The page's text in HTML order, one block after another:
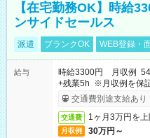
【在宅勤務OK】時給
ンサイドセールス
派遣 ブランクOK WEB登録・
給与
時給3300円 月収例 54
+残業5h ※月収例を保
交通費別途支給あり
交通費 1ヶ月3万円を
月収例 30万円～